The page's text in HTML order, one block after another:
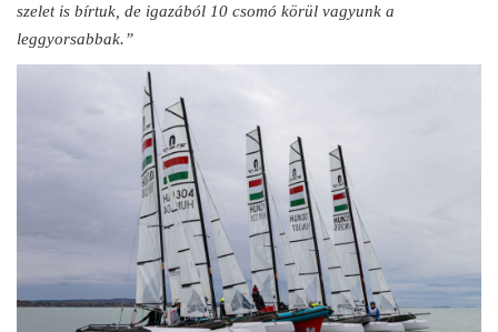
szelet is bírtuk, de igazából 10 csomó körül vagyunk a
leggyorsabbak.”